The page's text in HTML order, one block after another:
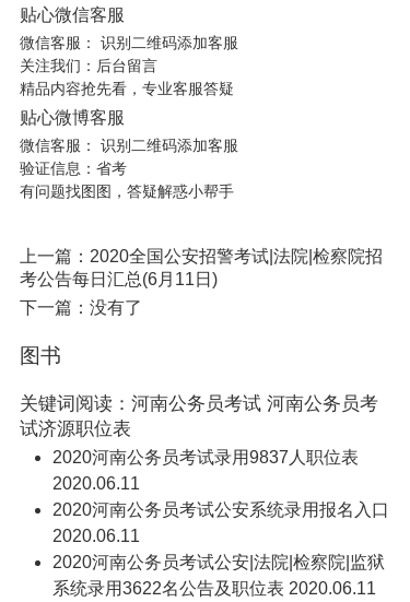
贴心微信客服
微信客服： 识别二维码添加客服
关注我们：后台留言
精品内容抢先看，专业客服答疑
贴心微博客服
微信客服： 识别二维码添加客服
验证信息：省考
有问题找图图，答疑解惑小帮手
上一篇：2020全国公安招警考试|法院|检察院招
考公告每日汇总(6月11日)
下一篇：没有了
图书
关键词阅读：河南公务员考试 河南公务员考
试济源职位表
2020河南公务员考试录用9837人职位表
2020.06.11
2020河南公务员考试公安系统录用报名入口
2020.06.11
2020河南公务员考试公安|法院|检察院|监狱
系统录用3622名公告及职位表 2020.06.11